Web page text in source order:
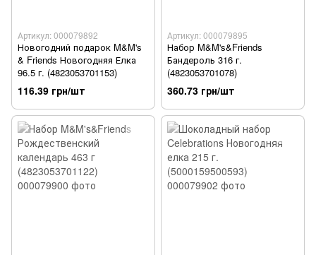
Артикул: 000079892
Новогодний подарок M&M's
& Friends Новогодняя Елка
96.5 г. (4823053701153)
116.39 грн/шт
Артикул: 000079895
Набор M&M's&Friends
Бандероль 316 г.
(4823053701078)
360.73 грн/шт